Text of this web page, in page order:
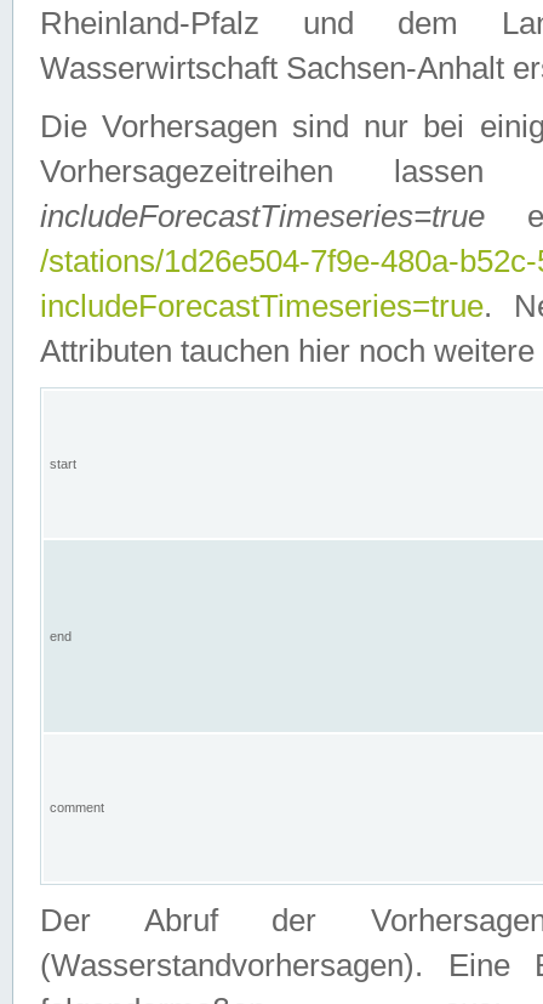
Rheinland-Pfalz und dem
Wasserwirtschaft Sachsen-Anhalt
Die Vorhersagen sind nur bei
Vorhersagezeitreihen
includeForecastTimeseries=true
/stations/1d26e504-7f9e-480a-
includeForecastTimeseries=true.
Attributen tauchen hier noch weitere
start
end
comment
Der Abruf der
(Wasserstandvorhersagen).